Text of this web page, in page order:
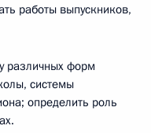
работы выпускников,
различных форм
системы
определить роль